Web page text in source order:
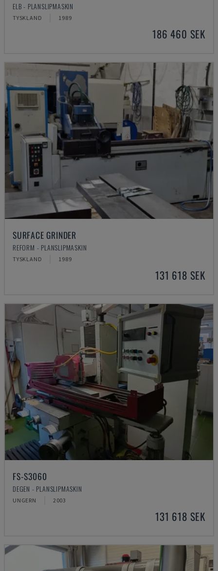
ELB - PLANSLIPMASKIN
TYSKLAND 1989
186 460 SEK
SURFACE GRINDER
REFORM - PLANSLIPMASKIN
TYSKLAND 1989
131 618 SEK
FS-S3060
DEGEN - PLANSLIPMASKIN
UNGERN 2003
131 618 SEK